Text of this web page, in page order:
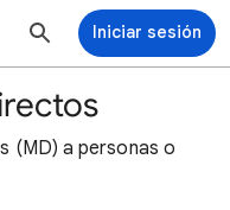
Iniciar sesión
(MD) a personas o